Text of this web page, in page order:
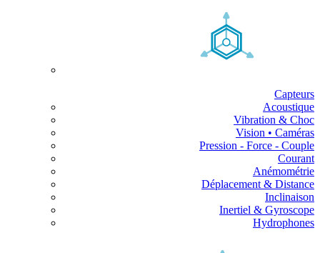
Capteurs
Acoustique
Vibration & Choc
Vision • Caméras
Pression - Force - Couple
Courant
Anémométrie
Déplacement & Distance
Inclinaison
Inertiel & Gyroscope
Hydrophones